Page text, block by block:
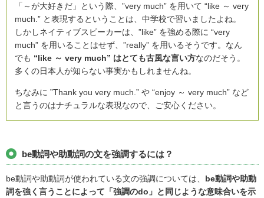
「～が大好きだ」という際、”very much” を用いて “like ～ very
much.” と表現するということは、中学校で習いましたよね。
しかしネイティブスピーカーは、”like” を強める際に “very
much” を用いることはせず、”really” を用いるそうです。なん
でも “like ～ very much” はとても古風な言い方なのだそう。
多くの日本人が知らない事実かもしれませんね。
ちなみに ”Thank you very much.” や “enjoy ～ very much” など
と言うのはナチュラルな表現なので、ご安心ください。
be動詞や助動詞の文を強調するには？
be動詞や助動詞が使われている文の強調については、 be動詞や助動
詞を強く言うことによって「強調のdo」と同じような意味合いを示